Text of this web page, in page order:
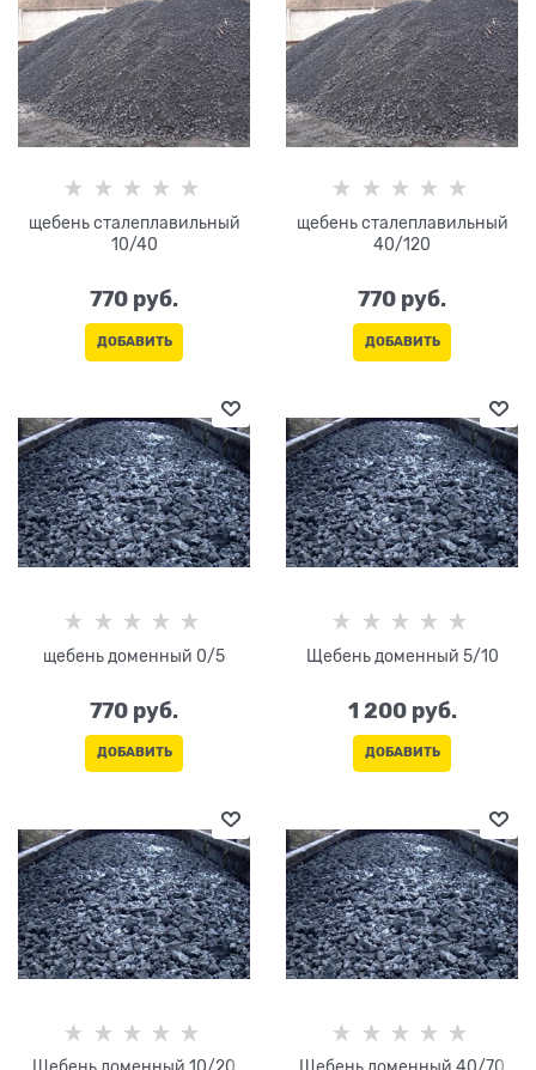
щебень сталеплавильный
10/40
770 руб.
ДОБАВИТЬ
щебень сталеплавильный
40/120
770 руб.
ДОБАВИТЬ
щебень доменный 0/5
770 руб.
ДОБАВИТЬ
Щебень доменный 5/10
1 200 руб.
ДОБАВИТЬ